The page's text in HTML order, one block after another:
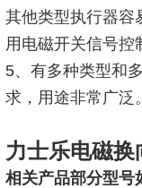
其他类型执行器容
用电磁开关信号控
5、有多种类型和
求，用途非常广泛
力士乐电磁
相关产品部分型号